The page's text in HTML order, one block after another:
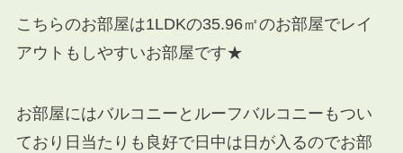
こちらのお部屋は1LDKの35.96㎡のお部屋でレイ
アウトもしやすいお部屋です★
お部屋にはバルコニーとルーフバルコニーもつい
ており日当たりも良好で日中は日が入るのでお部